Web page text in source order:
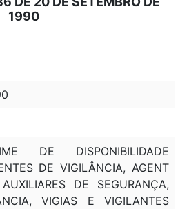
1990
DE DISPONIBILIDADE
DE VIGILÂNCIA, AGENT
DE SEGURANÇA,
VIGIAS E VIGILANTES